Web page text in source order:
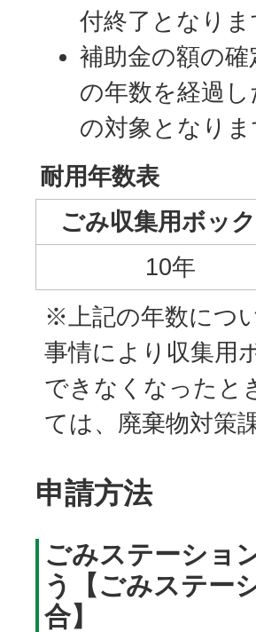
付終了となりま
補助金の額の
の年数を経過
の対象となりま
耐用年数表
ごみ収集用ボッ
10年
※上記の年数につ
事情により収集用
できなくなったと
ては、廃棄物対策
申請方法
ごみステーショ
う【ごみステー
合】